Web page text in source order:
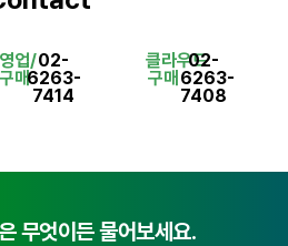
영업/
구매
02-
6263-
7414
클라우드
구매
02-
6263-
7408
무엇이든 물어보세요.